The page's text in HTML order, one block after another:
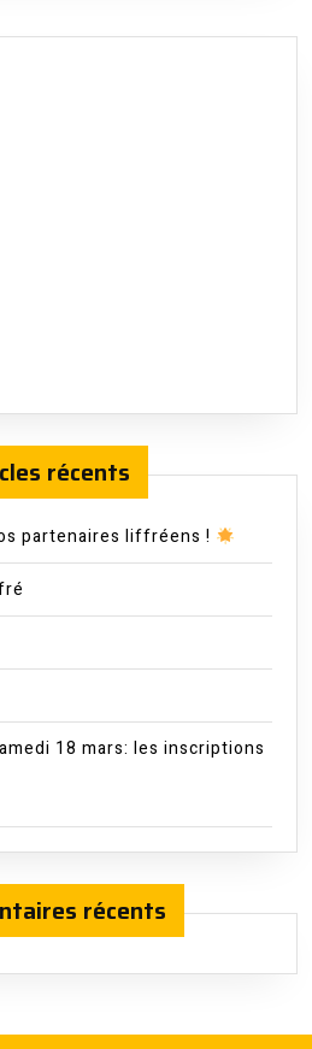
récents
partenaires liffréens !
18 mars: les inscriptions
récents